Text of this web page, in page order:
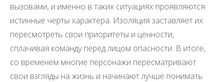
вызовами, и именно в таких ситуациях проявляются
истинные черты характера. Изоляция заставляет их
пересмотреть свои приоритеты и ценности,
сплачивая команду перед лицом опасности. В итоге,
со временем многие персонажи пересматривают
свои взгляды на жизнь и начинают лучше понимать